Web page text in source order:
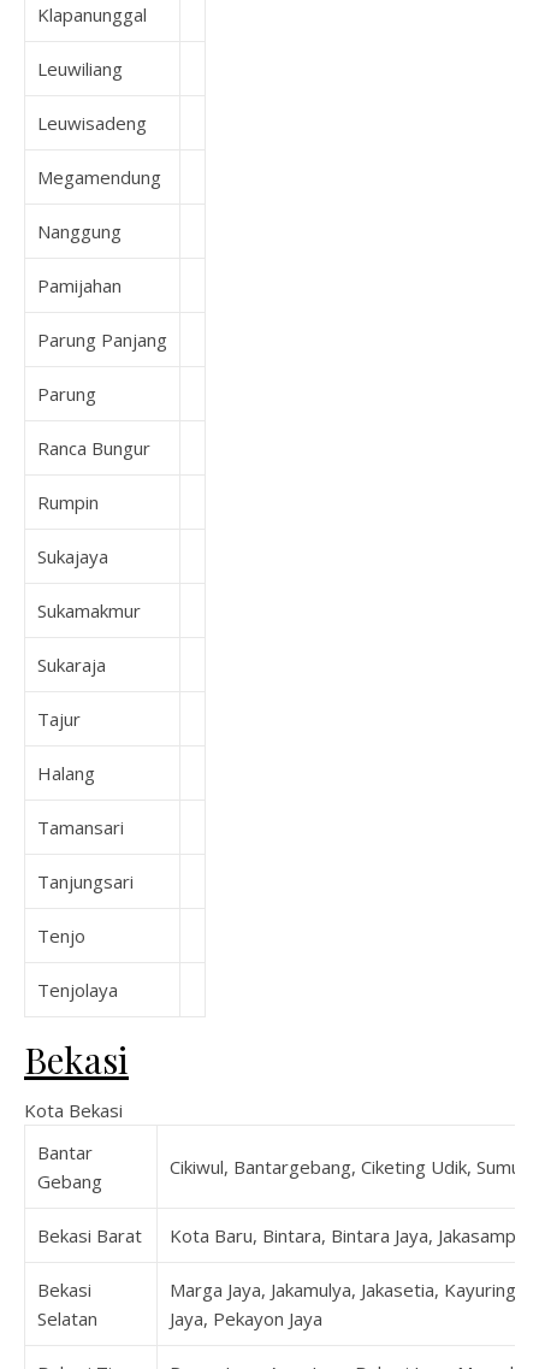
Klapanunggal
Leuwiliang
Leuwisadeng
Megamendung
Nanggung
Pamijahan
Parung Panjang
Parung
Ranca Bungur
Rumpin
Sukajaya
Sukamakmur
Sukaraja
Tajur
Halang
Tamansari
Tanjungsari
Tenjo
Tenjolaya
Bekasi
Kota Bekasi
Bantar
Gebang
Cikiwul, Bantargebang, Ciketing Udik, Sumur
Bekasi Barat Kota Baru, Bintara, Bintara Jaya,
Bekasi
Selatan
Marga Jaya, Jakamulya, Jakasetia, Kayuringin
Jaya, Pekayon Jaya